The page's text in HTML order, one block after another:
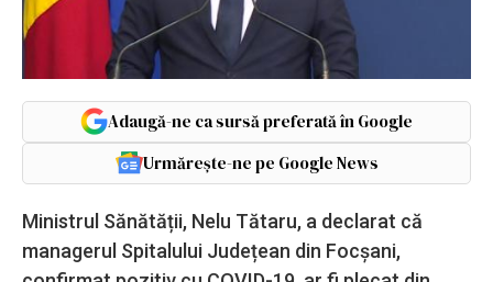
Adaugă-ne ca sursă preferată în Google
Urmărește-ne pe Google News
Ministrul Sănătății, Nelu Tătaru, a declarat că
managerul Spitalului Județean din Focșani,